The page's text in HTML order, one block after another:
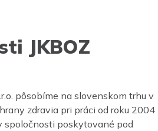
JKBOZ
pôsobíme na slovenskom trhu v
zdravia pri práci od roku 2004
spoločnosti poskytované pod